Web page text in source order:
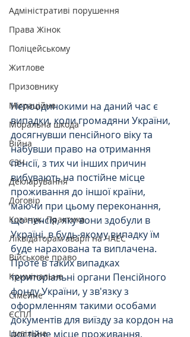
Адміністративі порушення
Права Жінок
Поліцейському
Житлове
Призовнику
Міграційне
Моральна шкода
Війна
СЗЧ
Декларування
Договір
Козачук. Практика
Ліквідаторам аварії на ЧАЕС
Військове право
Кримінальне
Сімейне
ЄСПЛ
Цивільне
Непоодинокими на даний час є
випадки, коли громадяни України,
досягнувши пенсійного віку та
набувши право на отримання
пенсії, з тих чи інших причин
вибувають на постійне місце
проживання до іншої країни,
маючи при цьому переконання,
що пенсія, яку вони здобули в
Україні, в будь-якому випадку їм
буде нарахована та виплачена.
Проте в таких випадках
територіальні органи Пенсійного
фонду України, у зв'язку з
оформленням такими особами
документів для виїзду за кордон на
постійне місце проживання,